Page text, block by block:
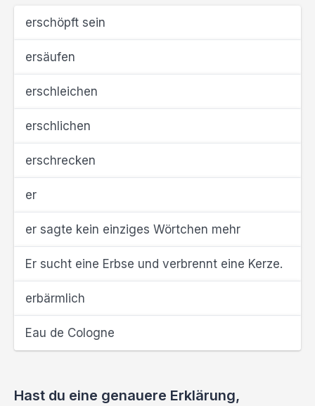
erschöpft sein
ersäufen
erschleichen
erschlichen
erschrecken
er
er sagte kein einziges Wörtchen mehr
Er sucht eine Erbse und verbrennt eine Kerze.
erbärmlich
Eau de Cologne
Hast du eine genauere Erklärung,